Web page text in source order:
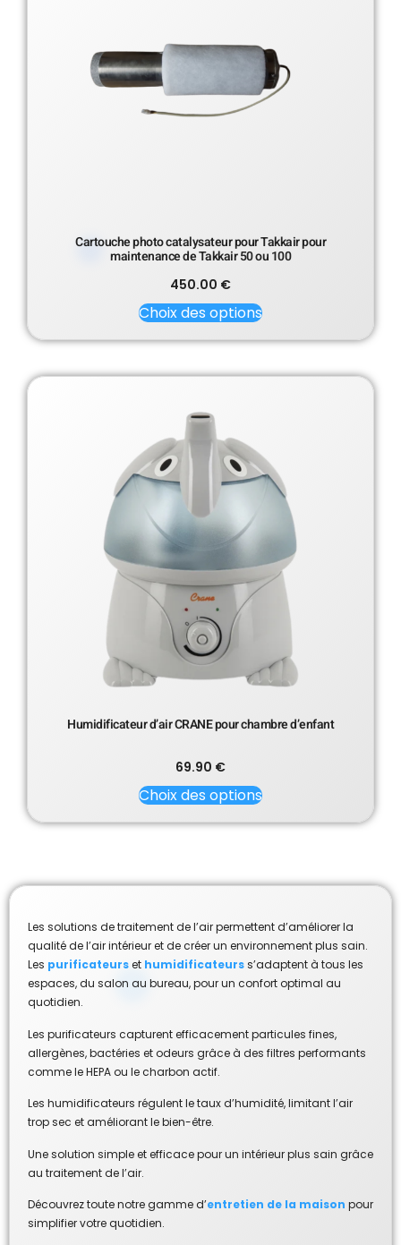
Cartouche photo catalysateur pour Takkair pour
maintenance de Takkair 50 ou 100
450.00 €
Choix des options
Humidificateur d’air CRANE pour chambre d’enfant
69.90 €
Choix des options
Les solutions de traitement de l’air permettent d’améliorer la
qualité de l’air intérieur et de créer un environnement plus sain.
Les purificateurset humidificateurss’adaptent à tous les
espaces, du salon au bureau, pour un confort optimal au
quotidien.
Les purificateurs capturent efficacement particules fines,
allergènes, bactéries et odeurs grâce à des filtres performants
comme le HEPA ou le charbon actif.
Les humidificateurs régulent le taux d’humidité, limitant l’air
trop sec et améliorant le bien-être.
Une solution simple et efficace pour un intérieur plus sain grâce
au traitement de l’air.
Découvrez toute notre gamme d’entretien de la maison pour
simplifier votre quotidien.